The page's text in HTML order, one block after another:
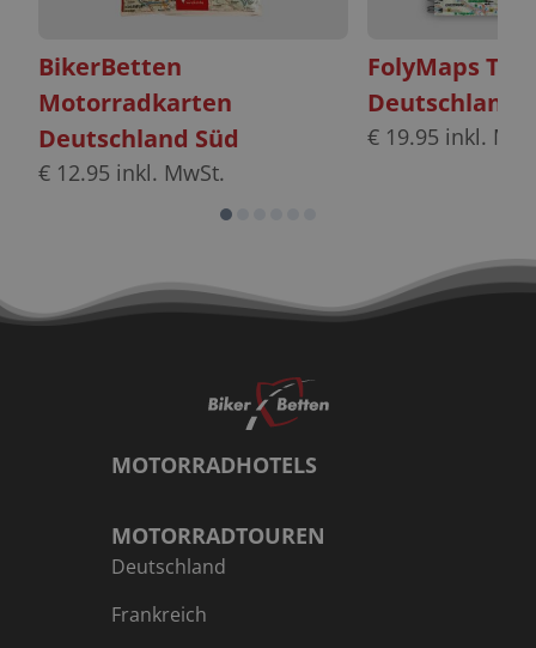
BikerBetten
Motorradkarten
Deutschland Süd
€ 12.95 inkl. MwSt.
FolyMaps
Deutschland
€ 19.95 inkl.
MOTORRADHOTELS
MOTORRADTOUREN
Deutschland
Frankreich